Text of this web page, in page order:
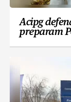
Acipg
preparam